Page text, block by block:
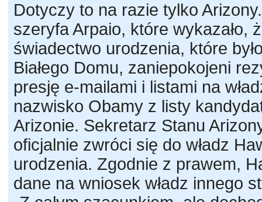
Dotyczy to na razie tylko
szeryfa Arpaio, które wykazało,
świadectwo urodzenia, które
Białego Domu, zaniepokojeni
presję e-mailami i listami na
nazwisko Obamy z listy
Arizonie. Sekretarz Stanu
oficjalnie zwróci się do władz
urodzenia. Zgodnie z prawem,
dane na wniosek władz innego